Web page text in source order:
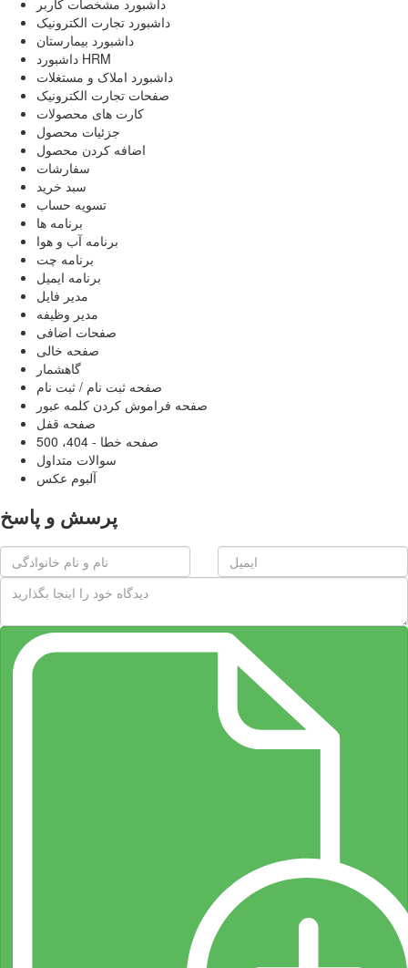
داشبورد تجارت الکترونیک
داشبورد بیمارستان
داشبورد HRM
داشبورد املاک و مستغلات
صفحات تجارت الکترونیک
کارت های محصولات
جزئیات محصول
اضافه کردن محصول
سفارشات
سبد خرید
تسویه حساب
برنامه ها
برنامه آب و هوا
برنامه چت
برنامه ایمیل
مدیر فایل
مدیر وظیفه
صفحات اضافی
صفحه خالی
گاهشمار
صفحه ثبت نام / ثبت نام
صفحه فراموش كردن كلمه عبور
صفحه قفل
صفحه خطا - 404، 500
سوالات متداول
آلبوم عکس
پرسش و پاسخ